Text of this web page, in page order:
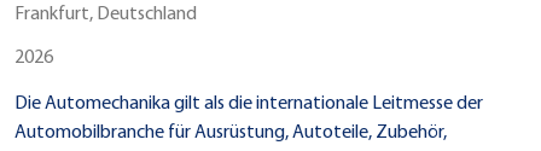
Frankfurt, Deutschland
2026
Die Automechanika gilt als die internationale Leitmesse der
Automobilbranche für Ausrüstung, Autoteile, Zubehör,